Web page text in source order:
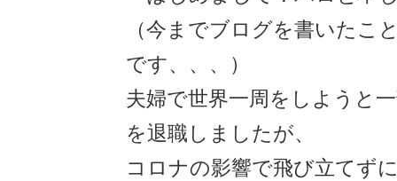
（今までブログを書いたこ
です、、、）
夫婦で世界一周をしようと
を退職しましたが、
コロナの影響で飛び立てず